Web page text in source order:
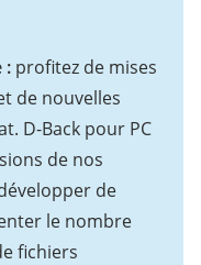
: profitez de mises
de nouvelles
D-Back pour PC
de nos
de
le nombre
fichiers